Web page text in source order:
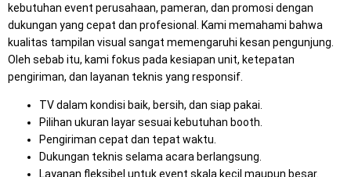
kebutuhan event perusahaan, pameran, dan promosi dengan
dukungan yang cepat dan profesional. Kami memahami bahwa
kualitas tampilan visual sangat memengaruhi kesan pengunjung.
Oleh sebab itu, kami fokus pada kesiapan unit, ketepatan
pengiriman, dan layanan teknis yang responsif.
TV dalam kondisi baik, bersih, dan siap pakai.
Pilihan ukuran layar sesuai kebutuhan booth.
Pengiriman cepat dan tepat waktu.
Dukungan teknis selama acara berlangsung.
Layanan fleksibel untuk event skala kecil maupun besar.